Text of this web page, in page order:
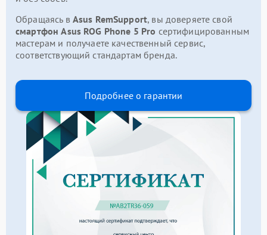
Обращаясь в Asus RemSupport, вы доверяете свой
смартфон Asus ROG Phone 5 Pro сертифицированным
мастерам и получаете качественный сервис,
соответствующий стандартам бренда.
Подробнее о гарантии